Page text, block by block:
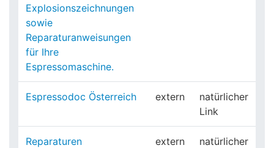
Explosionszeichnungen
sowie
Reparaturanweisungen
für Ihre
Espressomaschine.
Espressodoc Österreich extern
natürlicher
Link
Reparaturen extern
natürlicher